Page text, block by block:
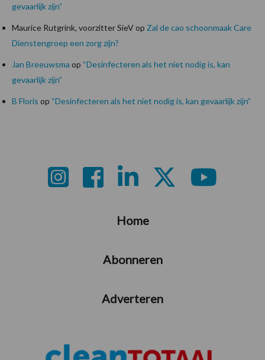
gevaarlijk zijn”
Maurice Rutgrink, voorzitter SieVop Zal de cao schoonmaak Care
Dienstengroep een zorg zijn?
Jan Breeuwsma op “Desinfecteren als het niet nodig is, kan
gevaarlijk zijn”
B Floris op “Desinfecteren als het niet nodig is, kan gevaarlijk zijn”
Home
Abonneren
Adverteren